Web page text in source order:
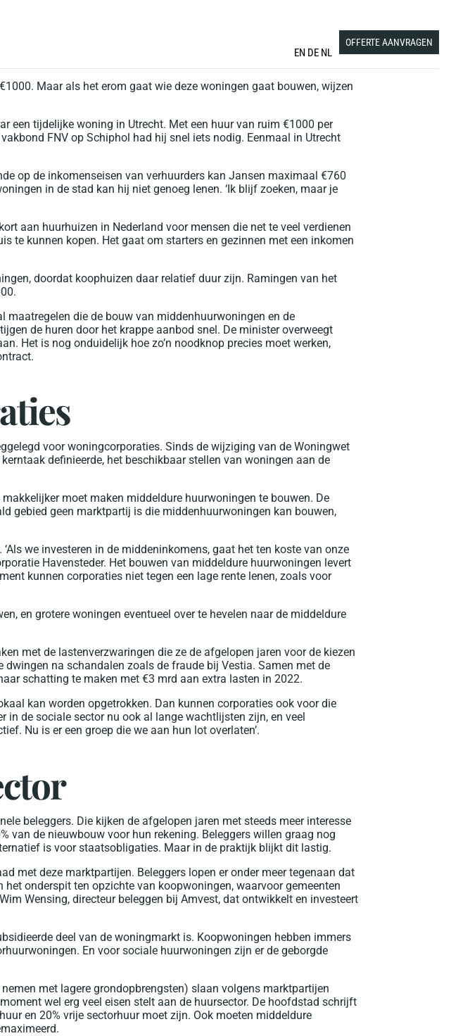
EN DE NL
OFFERTE AANVRAGEN
Maar als het erom gaat wie deze woningen gaat bouwen, wijzen
een tijdelijke woning in Utrecht. Met een huur van ruim €1000 per
FNV op Schiphol had hij snel iets nodig. Eenmaal in Utrecht
op de inkomenseisen van verhuurders kan Jansen maximaal €760
in de stad kan hij niet genoeg lenen. ‘Ik blijf zoeken, maar je
aan huurhuizen in Nederland voor mensen die net te veel verdienen
te kunnen kopen. Het gaat om starters en gezinnen met een inkomen
doordat koophuizen daar relatief duur zijn. Ramingen van het
die de bouw van middenhuurwoningen en de
de huren door het krappe aanbod snel. De minister overweegt
Het is nog onduidelijk hoe zo’n noodknop precies moet werken,
voor woningcorporaties. Sinds de wijziging van de Woningwet
definieerde, het beschikbaar stellen van woningen aan de
moet maken middeldure huurwoningen te bouwen. De
gebied geen marktpartij is die middenhuurwoningen kan bouwen,
we investeren in de middeninkomens, gaat het ten koste van onze
Havensteder. Het bouwen van middeldure huurwoningen levert
kunnen corporaties niet tegen een lage rente lenen, zoals voor
en grotere woningen eventueel over te hevelen naar de middeldure
met de lastenverzwaringen die ze de afgelopen jaren voor de kiezen
na schandalen zoals de fraude bij Vestia. Samen met de
schatting te maken met €3 mrd aan extra lasten in 2022.
kan worden opgetrokken. Dan kunnen corporaties ook voor die
in de sociale sector nu ook al lange wachtlijsten zijn, en veel
Nu is er een groep die we aan hun lot overlaten’.
beleggers. Die kijken de afgelopen jaren met steeds meer interesse
van de nieuwbouw voor hun rekening. Beleggers willen graag nog
is voor staatsobligaties. Maar in de praktijk blijkt dit lastig.
met deze marktpartijen. Beleggers lopen er onder meer tegenaan dat
onderspit ten opzichte van koopwoningen, waarvoor gemeenten
Wensing, directeur beleggen bij Amvest, dat ontwikkelt en investeert
deel van de woningmarkt is. Koopwoningen hebben immers
En voor sociale huurwoningen zijn er de geborgde
met lagere grondopbrengsten) slaan volgens marktpartijen
wel erg veel eisen stelt aan de huursector. De hoofdstad schrijft
en 20% vrije sectorhuur moet zijn. Ook moeten middeldure